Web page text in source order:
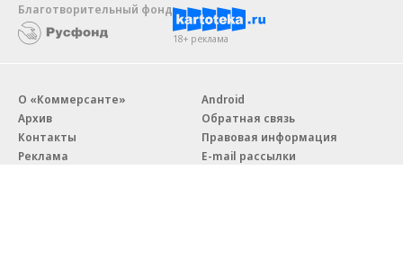
Благотворительный фонд
18+ реклама
О «Коммерсанте»
Архив
Контакты
Реклама
Android
Обратная связь
Правовая информация
E-mail рассылки